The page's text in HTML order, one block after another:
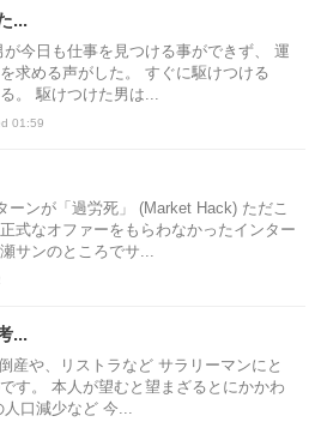
...
今日も仕事を見つける事ができず、 運
求める声がした。 すぐに駆けつける
。 駆けつけた男は...
01:59
ーンが「過労死」 (Market Hack) ただこ
式なオファーをもらわなかったインター
サンのところでサ...
...
産や、リストラなど サラリーマンにと
す。 本人が望むと望まざるとにかかわ
口減少など 今...